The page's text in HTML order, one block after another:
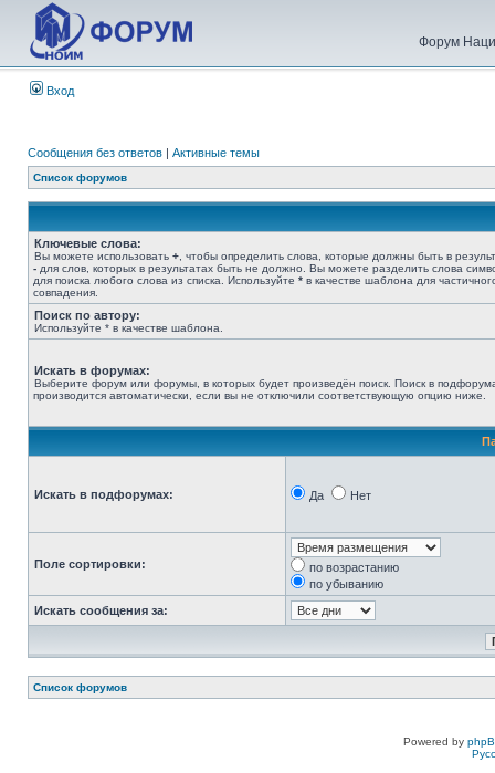
Форум
Вход
Сообщения без ответов | Активные темы
Список форумов
Ключевые слова:
Вы можете использовать + , чтобы определить слова, которые должны быть в
- для слов, которых в результатах быть не должно. Вы можете разделить слова
для поиска любого слова из списка. Используйте * в качестве шаблона для
совпадения.
Поиск по автору:
Используйте * в качестве шаблона.
Искать в форумах:
Выберите форум или форумы, в которых будет произведён поиск. Поиск в
производится автоматически, если вы не отключили соответствующую опцию ниже.
Искать в подфорумах: Да Нет
Поле сортировки:
по возрастанию
по убыванию
Искать сообщения за:
Список форумов
Powered by